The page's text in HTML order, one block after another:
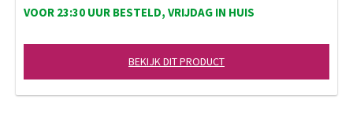
VOOR 23:30 UUR BESTELD, VRIJDAG IN HUIS
BEKIJK DIT PRODUCT